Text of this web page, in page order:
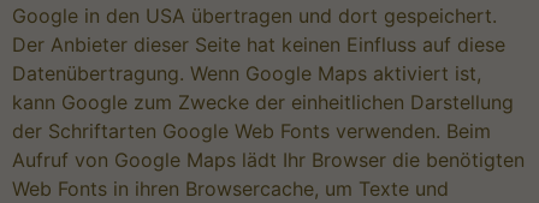
Google in den USA übertragen und dort gespeichert.
Der Anbieter dieser Seite hat keinen Einfluss auf diese
Datenübertragung. Wenn Google Maps aktiviert ist,
kann Google zum Zwecke der einheitlichen Darstellung
der Schriftarten Google Web Fonts verwenden. Beim
Aufruf von Google Maps lädt Ihr Browser die benötigten
Web Fonts in ihren Browsercache, um Texte und